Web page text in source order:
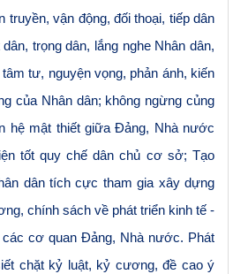
truyền, vận động, đối thoại, tiếp dân
trọng dân, lắng nghe Nhân dân,
tư, nguyện vọng, phản ánh, kiến
của Nhân dân; không ngừng củng
hệ mật thiết giữa Đảng, Nhà nước
tốt quy chế dân chủ cơ sở; Tạo
dân tích cực tham gia xây dựng
chính sách về phát triển kinh tế -
cơ quan Đảng, Nhà nước. Phát
chặt kỷ luật, kỷ cương, đề cao ý